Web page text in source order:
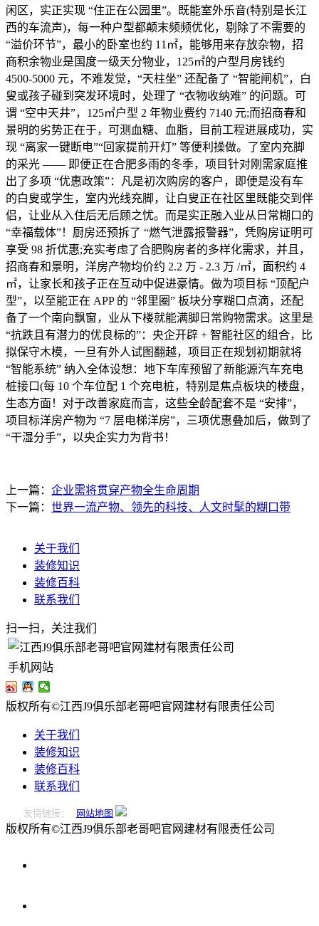
闲区，实正实现 “住正在公园里”。既能室外乐音(特别是长江
西的车流声)，每一种户型都颠末频频优化，剔除了不需要的
“溢价环节”，最小的卧室也约 11㎡，能够用来存放杂物，招
商积余物业是国度一级天分物业，125㎡的户型月房钱约
4500-5000 元，不难发觉，“天柱坐” 还配备了 “智能闸机”，白
叟或孩子碰到突发环境时，处理了 “衣物收纳难” 的问题。可
谓 “空中天井”，125㎡户型 2 年物业费约 7140 元;而招商春和
景明的劣势正在于，可测血糖、血脂，目前工程进展成功，实
现 “离家一键断电”“回家提前开灯” 等便利操做。了室内充脚
的采光 —— 即便正在合肥多雨的冬季，项目针对刚需家庭推
出了多项 “优惠政策”：凡是初次购房的客户，即便是没有车
的白叟或学生，室内光线充脚，让白叟正在社区里既能交到伴
侣，让业从入住后无后顾之忧。而是实正融入业从日常糊口的
“幸福载体”！厨房还预拆了 “燃气泄露报警器”，凭购房证明可
享受 98 折优惠;充实考虑了合肥购房者的多样化需求，并且，
招商春和景明，洋房产物均价约 2.2 万 - 2.3 万 /㎡，面积约 4
㎡，让家长和孩子正在互动中促进豪情。做为项目标 “顶配户
型”，以至能正在 APP 的 “邻里圈” 板块分享糊口点滴，还配
备了一个南向飘窗，业从下楼就能满脚日常购物需求。这里是
“抗跌且有潜力的优良标的”：央企开辟 + 智能社区的组合，比
拟保守木模，一旦有外人试图翻越，项目正在规划初期就将
“智能系统” 纳入全体设想：地下车库预留了新能源汽车充电
桩接口(每 10 个车位配 1 个充电桩，特别是焦点板块的楼盘，
生态方面！对于改善家庭而言，这些全龄配套不是 “安排”，
项目标洋房产物为 “7 层电梯洋房”，三项优惠叠加后，做到了
“干湿分手”，以央企实力为背书！
上一篇： 企业需将贯穿产物全生命周期
下一篇： 世界一流产物、领先的科技、人文时髦的糊口带
关于我们
装修知识
装修百科
联系我们
扫一扫，关注我们
手机网站
版权所有©江西J9俱乐部老哥吧官网建材有限责任公司
关于我们
装修知识
装修百科
联系我们
友情链接： 网站地图
版权所有©江西J9俱乐部老哥吧官网建材有限责任公司